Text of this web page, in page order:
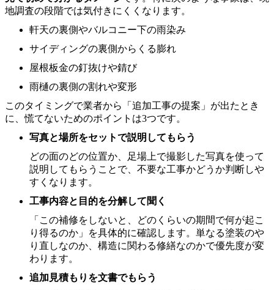
地調査の段階では気付きにくくなります。
軒天の裏側やバルコニー下の雨染み
サイディングの裏側からくる膨れ
屋根板金の釘抜けや錆び
雨樋の裏側の割れや変形
このタイミングで業者から「追加工事の提案」が出たとき
に、慌てないためのポイントは3つです。
写真と場所をセットで説明してもらう
どの面のどの位置か、足場上で撮影した写真を使って
説明してもらうことで、不要な工事かどうか判断しや
すくなります。
工事内容と目的を分解して聞く
「この補修をしないと、どのくらいの期間で何が起こ
り得るのか」を具体的に確認します。単なる塗装のや
り直しなのか、構造に関わる修繕なのかで優先度が変
わります。
追加見積もりを文書でもらう